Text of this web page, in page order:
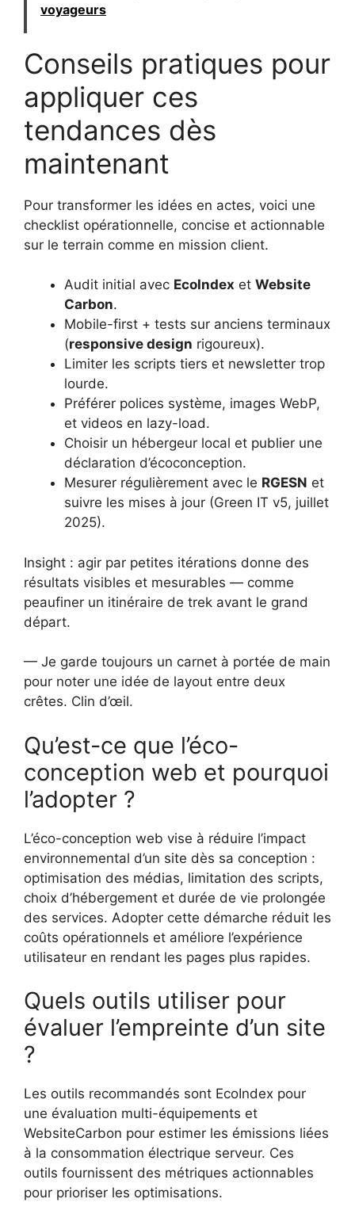
voyageurs
Conseils pratiques pour
appliquer ces
tendances dès
maintenant
Pour transformer les idées en actes, voici une
checklist opérationnelle, concise et actionnable
sur le terrain comme en mission client.
Audit initial avec EcoIndex et Website
Carbon.
Mobile-first + tests sur anciens terminaux
(responsive design rigoureux).
Limiter les scripts tiers et newsletter trop
lourde.
Préférer polices système, images WebP,
et videos en lazy-load.
Choisir un hébergeur local et publier une
déclaration d’écoconception.
Mesurer régulièrement avec le RGESN et
suivre les mises à jour (Green IT v5, juillet
2025).
Insight : agir par petites itérations donne des
résultats visibles et mesurables — comme
peaufiner un itinéraire de trek avant le grand
départ.
— Je garde toujours un carnet à portée de main
pour noter une idée de layout entre deux
crêtes. Clin d’œil.
Qu’est-ce que l’éco-
conception web et pourquoi
l’adopter ?
L’éco-conception web vise à réduire l’impact
environnemental d’un site dès sa conception :
optimisation des médias, limitation des scripts,
choix d’hébergement et durée de vie prolongée
des services. Adopter cette démarche réduit les
coûts opérationnels et améliore l’expérience
utilisateur en rendant les pages plus rapides.
Quels outils utiliser pour
évaluer l’empreinte d’un site
?
Les outils recommandés sont EcoIndex pour
une évaluation multi-équipements et
WebsiteCarbon pour estimer les émissions liées
à la consommation électrique serveur. Ces
outils fournissent des métriques actionnables
pour prioriser les optimisations.